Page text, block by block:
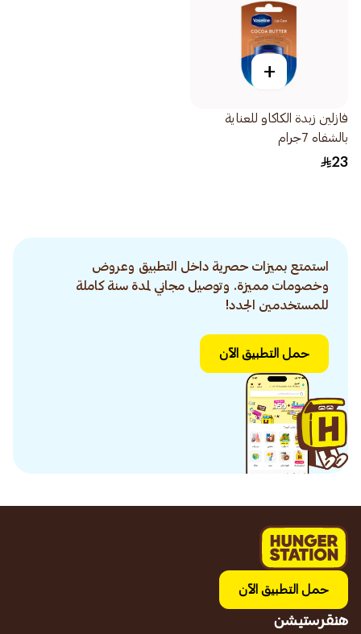
+
فازلين زبدة الكاكاو للعناية
بالشفاه 7جرام
23
استمتع بميزات حصرية داخل التطبيق وعروض
وخصومات مميزة. وتوصيل مجاني لمدة سنة كاملة
للمستخدمين الجدد!
حمل التطبيق الآن
حمل التطبيق الآن
هنقرستيشن